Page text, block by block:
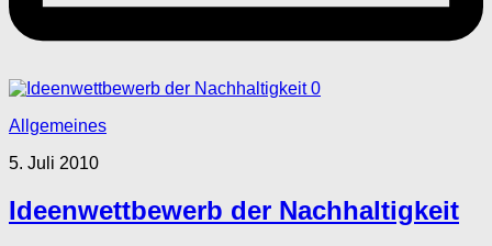
0
Allgemeines
5. Juli 2010
Ideenwettbewerb der Nachhaltigkeit